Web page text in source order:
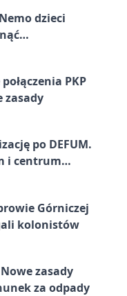
dzieci
PKP
zasady
po DEFUM.
i centrum
Górniczej
kolonistów
zasady
za odpady